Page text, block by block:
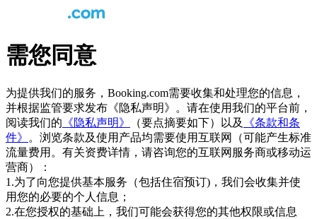
需您同意
为提供我们的服务，Booking.com需要收集和处理您的信息，
并根据监管要求发布《隐私声明》。请在使用我们的平台前，
阅读我们的 《隐私声明》 （要点摘要如下）以及
《条款和条
件》
。浏览条款及使用产品均需要使用互联网（可能产生标准
流量费用。有关资费详情，请咨询您的互联网服务商或移动运
营商）：
1.为了向您提供基本服务（包括住宿预订)，我们会收集并使
用您的必要的个人信息；
2.在您授权的基础上，我们可能会获得您的其他权限或信息